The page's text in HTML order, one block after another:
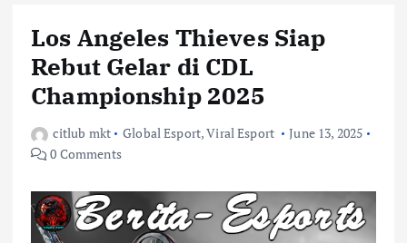
Los Angeles Thieves Siap
Rebut Gelar di CDL
Championship 2025
citlub mkt Global Esport,Viral Esport
June 13, 2025
0 Comments